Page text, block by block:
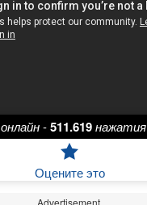
онлайн-511.619нажатия
Оцените это